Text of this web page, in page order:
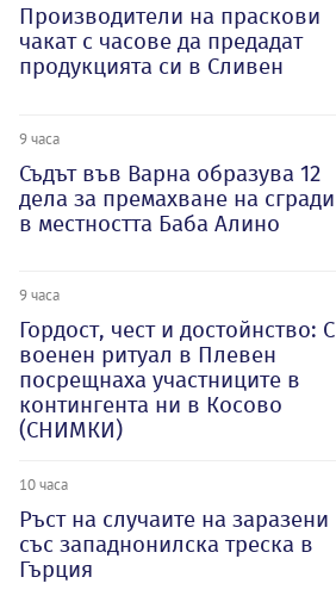
Производители на праскови
чакат с часове да предадат
продукцията си в Сливен
9 часа
Съдът във Варна образува 12
дела за премахване на сгради
в местността Баба Алино
9 часа
Гордост, чест и достойнство: С
военен ритуал в Плевен
посрещнаха участниците в
контингента ни в Косово
(СНИМКИ)
10 часа
Ръст на случаите на заразени
със западнонилска треска в
Гърция